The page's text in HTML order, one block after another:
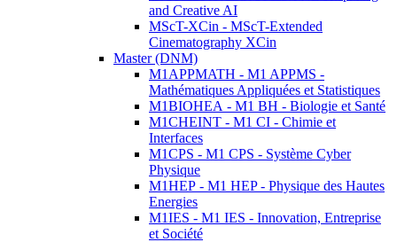
and Creative AI
MScT-XCin - MScT-Extended
Cinematography XCin
Master (DNM)
M1APPMATH - M1 APPMS -
Mathématiques Appliquées et Statistiques
M1BIOHEA - M1 BH - Biologie et Santé
M1CHEINT - M1 CI - Chimie et
Interfaces
M1CPS - M1 CPS - Système Cyber
Physique
M1HEP - M1 HEP - Physique des Hautes
Energies
M1IES - M1 IES - Innovation, Entreprise
et Société